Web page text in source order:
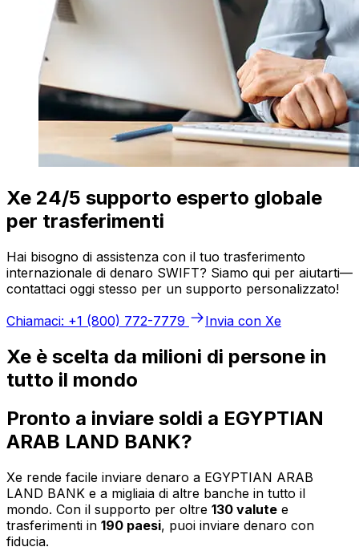
Xe 24/5 supporto esperto globale
per trasferimenti
Hai bisogno di assistenza con il tuo trasferimento
internazionale di denaro SWIFT? Siamo qui per aiutarti—
contattaci oggi stesso per un supporto personalizzato!
Chiamaci: +1 (800) 772-7779
Invia con Xe
Xe è scelta da milioni di persone in
tutto il mondo
Pronto a inviare soldi a EGYPTIAN
ARAB LAND BANK?
Xe rende facile inviare denaro a EGYPTIAN ARAB
LAND BANK e a migliaia di altre banche in tutto il
mondo. Con il supporto per oltre 130 valute e
trasferimenti in 190 paesi, puoi inviare denaro con
fiducia.